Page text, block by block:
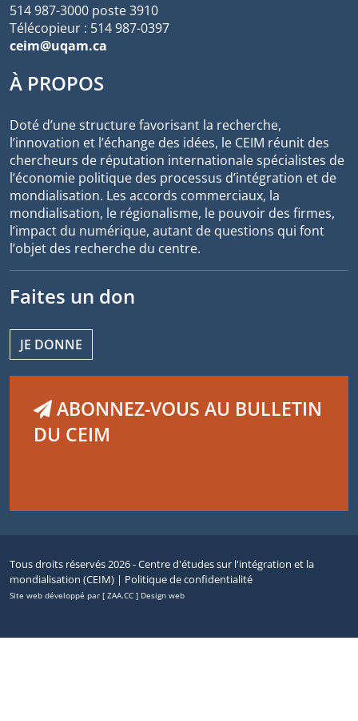
514 987-3000 poste 3910
Télécopieur : 514 987-0397
ceim@uqam.ca
À PROPOS
Doté d’une structure favorisant la recherche,
l’innovation et l’échange des idées, le CEIM réunit des
chercheurs de réputation internationale spécialistes de
l’économie politique des processus d’intégration et de
mondialisation. Les accords commerciaux, la
mondialisation, le régionalisme, le pouvoir des firmes,
l’impact du numérique, autant de questions qui font
l’objet des recherche du centre.
Faites un don
JE DONNE
ABONNEZ-VOUS AU BULLETIN
DU CEIM
Tous droits réservés 2026 - Centre d'études sur l'intégration et la
mondialisation (CEIM) | Politique de confidentialité
Site web développé par [ ZAA.CC ] Design web